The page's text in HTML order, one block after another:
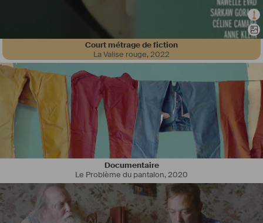
Court métrage de fiction
La Valise rouge,2022
Documentaire
Le Problème du pantalon,2020
Après un premier documentaire court multi-primé en 2017, dans les
camps de réfugiés de Jordanie, mon second documentaire, sur
Alzheimer, sort cet automne 2021. Je vais ensuite réaliser ma
première fiction dès cet hiver.
Mes deux premiers films ont été sélectionnés dans des festivals
prestigieux (catégorie 1 du CNC, MM50, TOP 100 films festivals du
monde) à l'étranger (Austin Film Festival, Heartland Film Festival,
Cleveland Film Festival ...) comme en France (Escales
Documentaires, Traces de Vie de Clermont-Ferrand, etc).
moyenorient # orient#guerre syrie # refugies# alzheimer #docu
#fiction #shortfilm courtmétrage